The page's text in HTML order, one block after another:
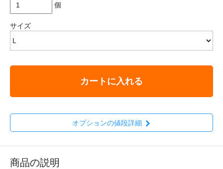
個
サイズ
カートに入れる
オプションの値段詳細
商品の説明